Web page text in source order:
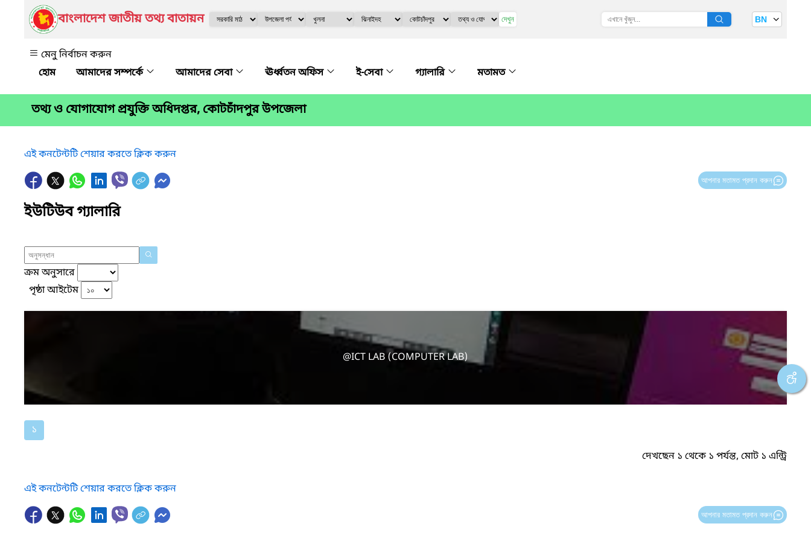
বাংলাদেশ জাতীয় তথ্য বাতায়ন দেখুন BN
মেনু নির্বাচন করুন
আমাদের সম্পর্কে
আমাদের সেবা ঊর্ধ্বতন অফিস ই-সেবা গ্যালারি মতামত
তথ্য ও যোগাযোগ প্রযুক্তি অধিদপ্তর, কোটচাঁদপুর উপজেলা
এই কনটেন্টটি শেয়ার করতে ক্লিক করুন
আপনার মতামত প্রদান করুন
ইউটিউব গ্যালারি
ক্রম অনুসারে
পৃষ্ঠা আইটেম
@ICT LAB (COMPUTER LAB)
১
দেখছেন ১ থেকে ১ পর্যন্ত, মোট ১ এন্ট্রি
এই কনটেন্টটি শেয়ার করতে ক্লিক করুন
আপনার মতামত প্রদান করুন